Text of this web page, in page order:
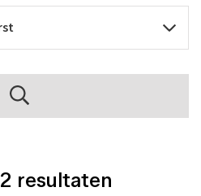
2 resultaten